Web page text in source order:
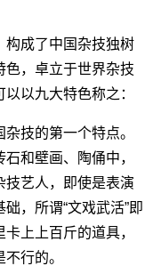
成了中国杂技独树
色，卓立于世界杂技
以九大特色称之：
技的第一个特点。
和壁画、陶俑中，
技艺人，即使是表演
，所谓“文戏武活”即
上上百斤的道具，
行的。